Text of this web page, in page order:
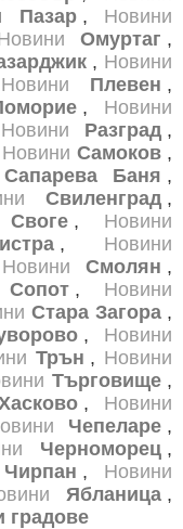
Пазар , Новини
Омуртаг ,
, Новини
Новини Плевен ,
, Новини
Новини Разград ,
Новини Самоков ,
Сапарева Баня ,
Свиленград ,
Своге , Новини
, Новини
Новини Смолян ,
Сопот , Новини
Стара Загора ,
, Новини
Трън , Новини
Търговище ,
Хасково , Новини
Чепеларе ,
Черноморец ,
Чирпан , Новини
Ябланица ,
градове